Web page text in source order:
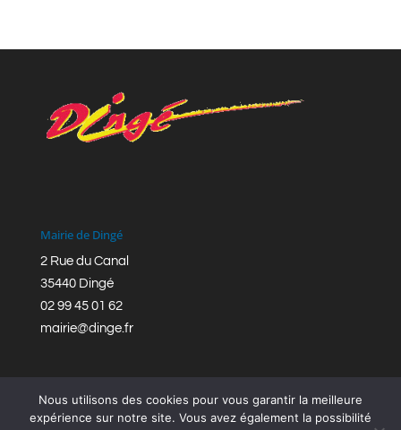
Mairie de Dingé
2 Rue du Canal
35440 Dingé
02 99 45 01 62
mairie@dinge.fr
Nous utilisons des cookies pour vous garantir la meilleure
expérience sur notre site. Vous avez également la possibilité